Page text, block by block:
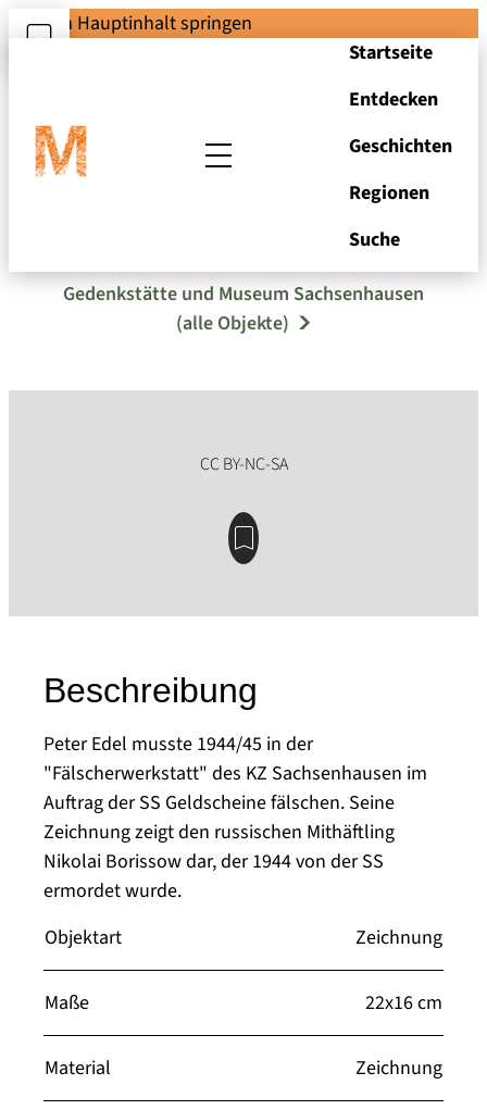
Zum Hauptinhalt springen
Startseite
Entdecken
Geschichten
Regionen
Suche
Gedenkstätte und Museum Sachsenhausen
(alle Objekte)
Beschreibung
Peter Edel musste 1944/45 in der
"Fälscherwerkstatt" des KZ Sachsenhausen im
Auftrag der SS Geldscheine fälschen. Seine
Zeichnung zeigt den russischen Mithäftling
Nikolai Borissow dar, der 1944 von der SS
ermordet wurde.
Objektart
Zeichnung
Maße 22x16 cm
Material Zeichnung